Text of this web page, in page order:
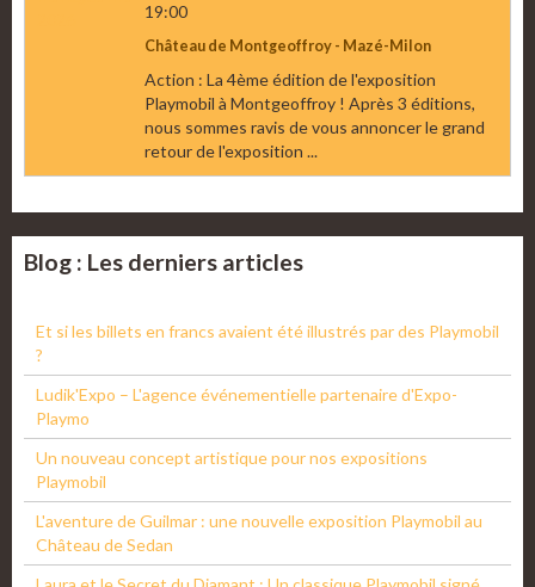
19:00
Château de Montgeoffroy - Mazé-Milon
Action : La 4ème édition de l'exposition
Playmobil à Montgeoffroy ! Après 3 éditions,
nous sommes ravis de vous annoncer le grand
retour de l'exposition ...
Blog : Les derniers articles
Et si les billets en francs avaient été illustrés par des Playmobil
?
Ludik'Expo – L'agence événementielle partenaire d'Expo-
Playmo
Un nouveau concept artistique pour nos expositions
Playmobil
L'aventure de Guilmar : une nouvelle exposition Playmobil au
Château de Sedan